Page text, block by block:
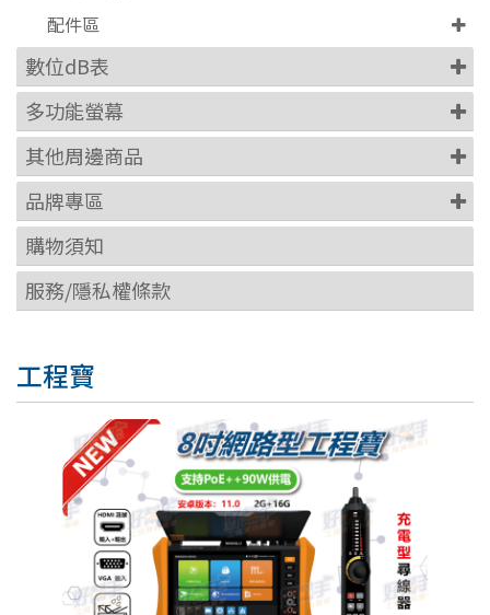
配件區
數位dB表
多功能螢幕
其他周邊商品
品牌專區
購物須知
服務/隱私權條款
工程寶